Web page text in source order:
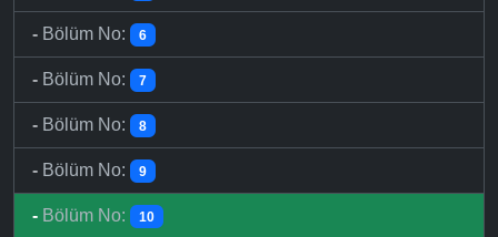
- Bölüm No: 6
- Bölüm No: 7
- Bölüm No: 8
- Bölüm No: 9
- Bölüm No: 10